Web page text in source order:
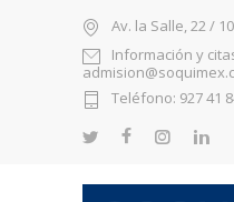
Av. la Salle, 22 /
Información y
Teléfono: 927 41